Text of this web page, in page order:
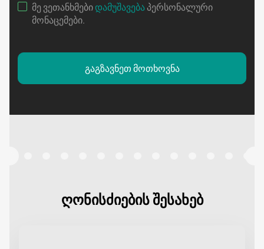
მე ვეთანხმებიდამუშავებაპერსონალური
მონაცემები.
გაგზავნეთ მოთხოვნა
ღონისძიების შესახებ